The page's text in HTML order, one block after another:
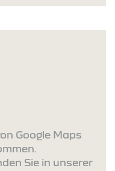
Google Maps
Sie in unserer